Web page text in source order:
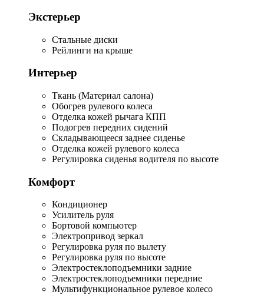
Экстерьер
Стальные диски
Рейлинги на крыше
Интерьер
Ткань (Материал салона)
Обогрев рулевого колеса
Отделка кожей рычага КПП
Подогрев передних сидений
Складывающееся заднее сиденье
Отделка кожей рулевого колеса
Регулировка сиденья водителя по высоте
Комфорт
Кондиционер
Усилитель руля
Бортовой компьютер
Электропривод зеркал
Регулировка руля по вылету
Регулировка руля по высоте
Электростеклоподъемники задние
Электростеклоподъемники передние
Мультифункциональное рулевое колесо